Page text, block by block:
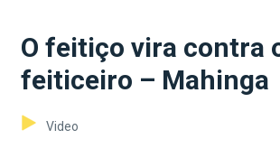
O feitiço vira contra
feiticeiro – Mahinga
Video